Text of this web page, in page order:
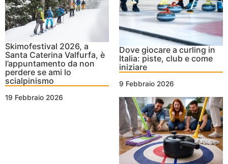
Skimofestival 2026, a
Santa Caterina Valfurfa, è
l’appuntamento da non
perdere se ami lo
scialpinismo
19 Febbraio 2026
Dove giocare a curling in
Italia: piste, club e come
iniziare
9 Febbraio 2026